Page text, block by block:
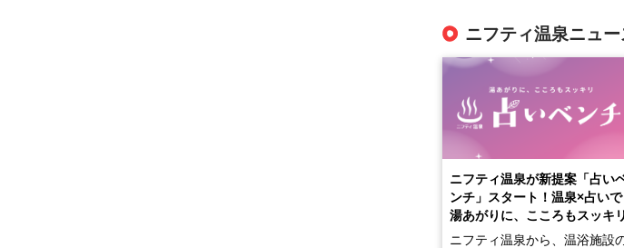
ニフティ温泉ニュー
ニフティ温泉が新提案「占い
ンチ」スタート！温泉×占いで
湯あがりに、こころもスッキリ
ニフティ温泉から、温浴施設